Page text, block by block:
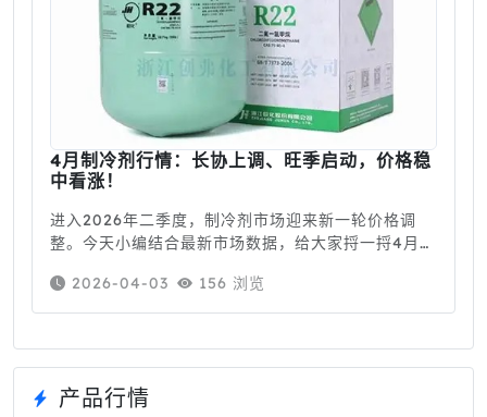
4月制冷剂行情：长协上调、旺季启动，价格稳
中看涨！
进入2026年二季度，制冷剂市场迎来新一轮价格调
整。今天小编结合最新市场数据，给大家捋一捋4月初
流)品种价格区间（元/吨）走势特点R3263000–
63500高位持稳，二季度长协上调1000元/吨
2026-04-03 156 浏览
产品行情